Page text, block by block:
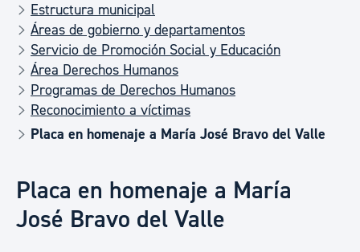
Estructura municipal
Áreas de gobierno y departamentos
Servicio de Promoción Social y Educación
Área Derechos Humanos
Programas de Derechos Humanos
Reconocimiento a víctimas
Placa en homenaje a María José Bravo del Valle
Placa en homenaje a María
José Bravo del Valle